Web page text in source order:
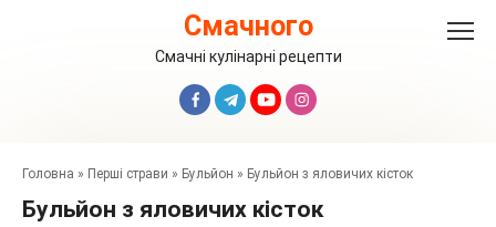
Смачного
Смачні кулінарні рецепти
Головна » Перші страви » Бульйон » Бульйон з яловичих кісток
Бульйон з яловичих кісток